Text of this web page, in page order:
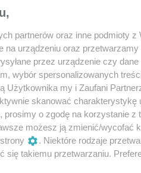
należy wykreślić
tanich pojazdów naprawa
2008)
partnerów oraz inne podmioty
na urządzeniu oraz
przez urządzenie czy
wybór spersonalizowanych
Użytkownika my i Zaufani
skanować charakterystykę
o zgodę na korzystanie z
możesz ją zmienić/wycofać
. Niektóre rodzaje
się takiemu przetwarzaniu.